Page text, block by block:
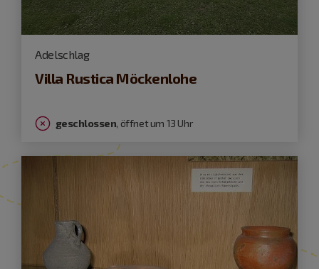
Adelschlag
Villa Rustica Möckenlohe
geschlossen, öffnet um 13 Uhr